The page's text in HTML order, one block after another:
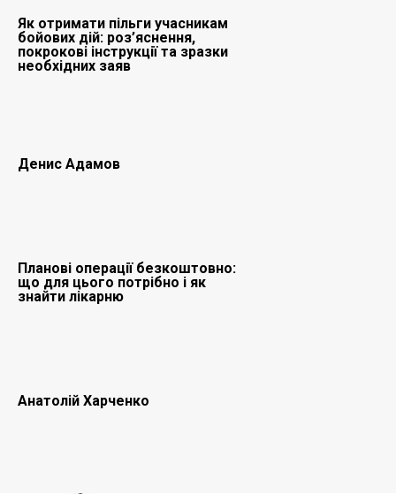
Як отримати пільги учасникам
бойових дій: роз’яснення,
покрокові інструкції та зразки
необхідних заяв
Денис Адамов
Планові операції безкоштовно:
що для цього потрібно і як
знайти лікарню
Анатолій Харченко